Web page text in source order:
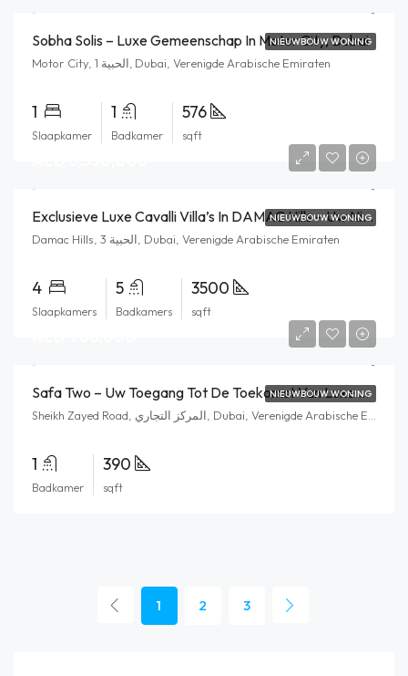
NIEUWBOUW WONING
Sobha Solis – Luxe Gemeenschap In Motor City, Dubai
Motor City, الحبية 1, Dubai, Verenigde Arabische Emiraten
1
Slaapkamer
1
Badkamer
576
sqft
NIEUWBOUW WONING
Exclusieve Luxe Cavalli Villa’s In DAMAC Hills – Uw Nieuwe Droomhuis
Damac Hills, الحبية 3, Dubai, Verenigde Arabische Emiraten
4
Slaapkamers
5
Badkamers
3500
sqft
NIEUWBOUW WONING
Safa Two – Uw Toegang Tot De Toekomst Van Luxe Wonen
1
Badkamer
390
sqft
1 2 3